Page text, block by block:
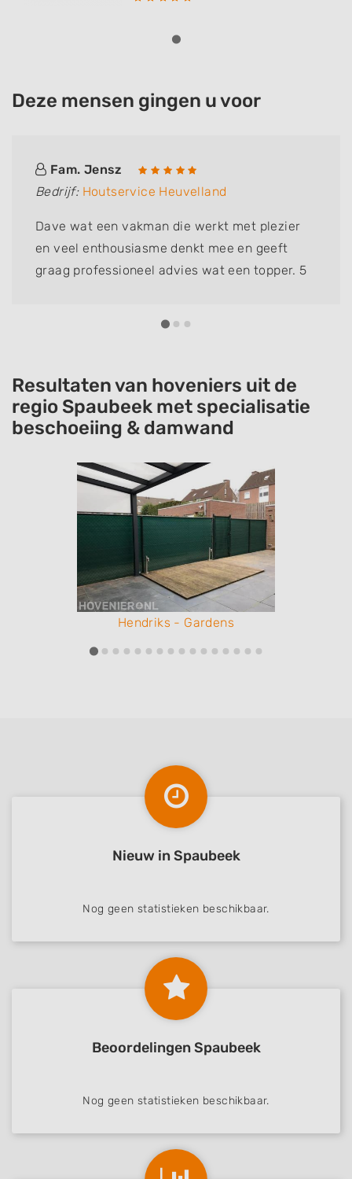
Deze mensen gingen u voor
Fam. Jensz
Bedrijf: Houtservice Heuvelland
Dave wat een vakman die werkt met plezier
en veel enthousiasme denkt mee en geeft
graag professioneel advies wat een topper. 5
Resultaten van hoveniers uit de
regio Spaubeek met specialisatie
beschoeiing & damwand
Hendriks - Gardens
Nieuw in Spaubeek
Nog geen statistieken beschikbaar.
Beoordelingen Spaubeek
Nog geen statistieken beschikbaar.